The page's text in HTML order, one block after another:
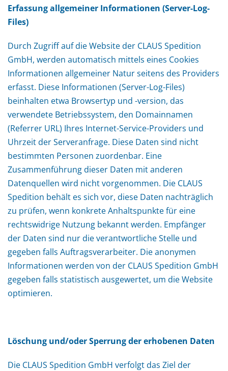
Erfassung allgemeiner Informationen (Server-Log-
Files)
Durch Zugriff auf die Website der CLAUS Spedition
GmbH, werden automatisch mittels eines Cookies
Informationen allgemeiner Natur seitens des Providers
erfasst. Diese Informationen (Server-Log-Files)
beinhalten etwa Browsertyp und -version, das
verwendete Betriebssystem, den Domainnamen
(Referrer URL) Ihres Internet-Service-Providers und
Uhrzeit der Serveranfrage. Diese Daten sind nicht
bestimmten Personen zuordenbar. Eine
Zusammenführung dieser Daten mit anderen
Datenquellen wird nicht vorgenommen. Die CLAUS
Spedition behält es sich vor, diese Daten nachträglich
zu prüfen, wenn konkrete Anhaltspunkte für eine
rechtswidrige Nutzung bekannt werden. Empfänger
der Daten sind nur die verantwortliche Stelle und
gegeben falls Auftragsverarbeiter. Die anonymen
Informationen werden von der CLAUS Spedition GmbH
gegeben falls statistisch ausgewertet, um die Website
optimieren.
Löschung und/oder Sperrung der erhobenen Daten
Die CLAUS Spedition GmbH verfolgt das Ziel der